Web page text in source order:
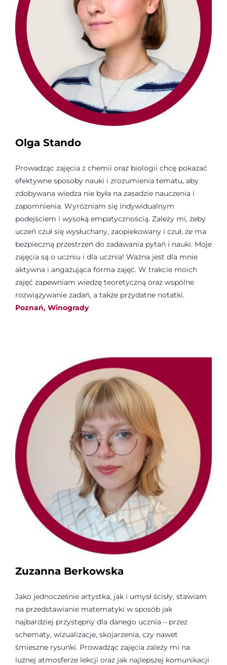
Olga Stando
Prowadząc zajęcia z chemii oraz biologii chcę pokazać
efektywne sposoby nauki i zrozumienia tematu, aby
zdobywana wiedza nie była na zasadzie nauczenia i
zapomnienia. Wyróżniam się indywidualnym
podejściem i wysoką empatycznością. Zależy mi, żeby
uczeń czuł się wysłuchany, zaopiekowany i czuł, że ma
bezpieczną przestrzeń do zadawania pytań i nauki. Moje
zajęcia są o uczniu i dla ucznia! Ważna jest dla mnie
aktywna i angażująca forma zajęć. W trakcie moich
zajęć zapewniam wiedzę teoretyczną oraz wspólne
rozwiązywanie zadań, a także przydatne notatki.
Poznań, Winogrady
Zuzanna Berkowska
Jako jednocześnie artystka, jak i umysł ścisły, stawiam
na przedstawianie matematyki w sposób jak
najbardziej przystępny dla danego ucznia – przez
schematy, wizualizacje, skojarzenia, czy nawet
śmieszne rysunki. Prowadząc zajęcia zależy mi na
luźnej atmosferze lekcji oraz jak najlepszej komunikacji